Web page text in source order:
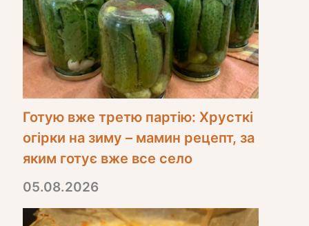
Готую вже третю партію: Хрусткі
огірки на зиму – мамин рецепт, за
яким готує вже все село
05.08.2026